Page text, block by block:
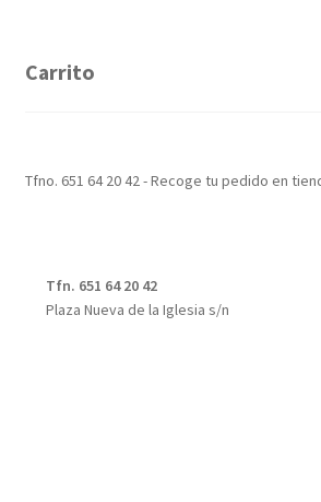
Carrito
Tfno. 651 64 20 42 - Recoge tu pedido en
Tfn. 651 64 20 42
Plaza Nueva de la Iglesia s/n